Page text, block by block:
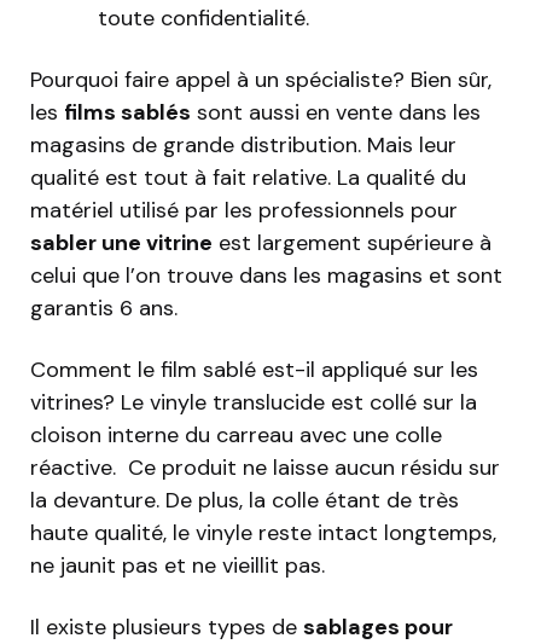
toute confidentialité.
Pourquoi faire appel à un spécialiste? Bien sûr,
les films sablés sont aussi en vente dans les
magasins de grande distribution. Mais leur
qualité est tout à fait relative. La qualité du
matériel utilisé par les professionnels pour
sabler une vitrine est largement supérieure à
celui que l’on trouve dans les magasins et sont
garantis 6 ans.
Comment le film sablé est-il appliqué sur les
vitrines? Le vinyle translucide est collé sur la
cloison interne du carreau avec une colle
réactive. Ce produit ne laisse aucun résidu sur
la devanture. De plus, la colle étant de très
haute qualité, le vinyle reste intact longtemps,
ne jaunit pas et ne vieillit pas.
Il existe plusieurs types de sablages pour